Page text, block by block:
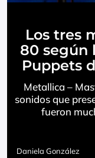
Los tres
80 según
Puppets
Metallica –
sonidos que
fueron
Daniela González